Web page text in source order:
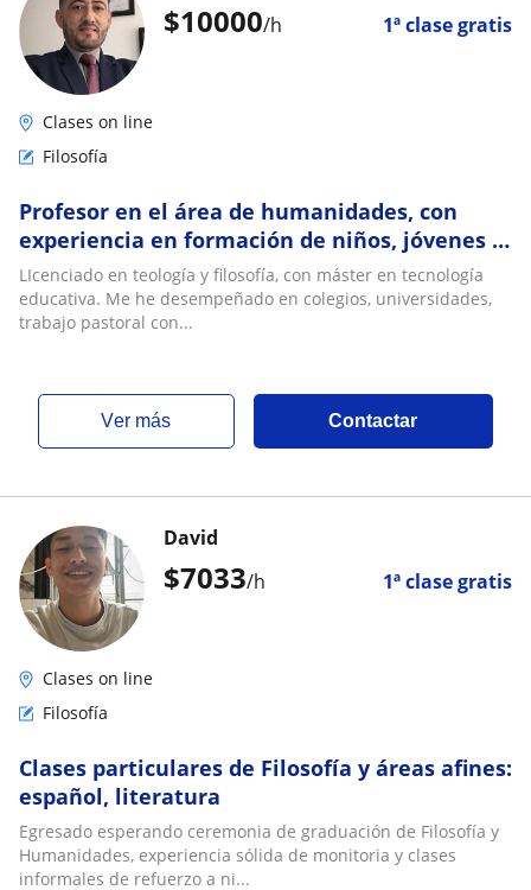
$10000/h 1ª clase gratis
Clases on line
Filosofía
Profesor en el área de humanidades, con
experiencia en formación de niños, jóvenes y
adultos
LIcenciado en teología y filosofía, con máster en tecnología
educativa. Me he desempeñado en colegios, universidades,
trabajo pastoral con...
ver más Contactar
$7033/h 1ª clase gratis
David
Clases on line
Filosofía
Clases particulares de Filosofía y áreas afines:
español, literatura
Egresado esperando ceremonia de graduación de Filosofía y
Humanidades, experiencia sólida de monitoria y clases
informales de refuerzo a ni...